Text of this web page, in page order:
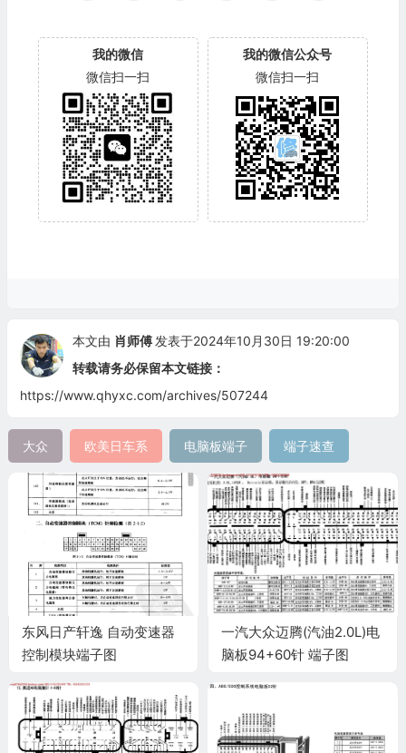
我的微信
微信扫一扫
我的微信公众号
微信扫一扫
本文由 肖师傅 发表于2024年10月30日 19:20:00
转载请务必保留本文链接：
https://www.qhyxc.com/archives/507244
大众 欧美日车系 电脑板端子 端子速查
东风日产轩逸 自动变速器
控制模块端子图
一汽大众迈腾(汽油2.0L)电
脑板94+60针 端子图